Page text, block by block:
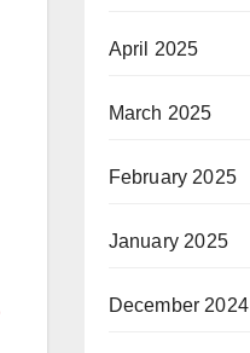
April 2025
March 2025
February 2025
January 2025
December 2024